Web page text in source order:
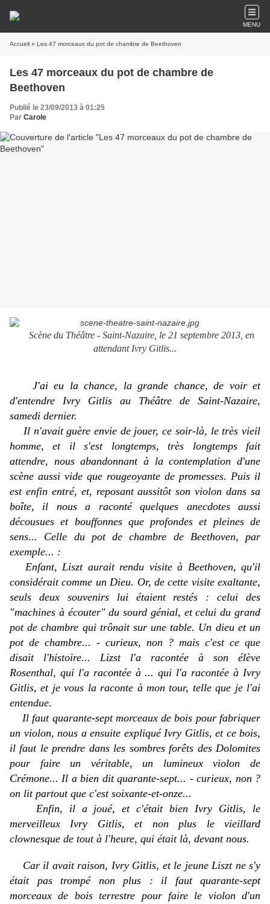
MENU
Accueil » Les 47 morceaux du pot de chambre de Beethoven
Les 47 morceaux du pot de chambre de
Beethoven
Publié le 23/09/2013 à 01:25
Par Carole
Scène du Théâtre - Saint-Nazaire, le 21 septembre 2013, en
attendant Ivry Gitlis...
J'ai eu la chance, la grande chance, de voir et
d'entendre Ivry Gitlis au Théâtre de Saint-Nazaire,
samedi dernier.
Il n'avait guère envie de jouer, ce soir-là, le très vieil
homme, et il s'est longtemps, très longtemps fait
attendre, nous abandonnant à la contemplation d'une
scène aussi vide que rougeoyante de promesses. Puis il
est enfin entré, et, reposant aussitôt son violon dans sa
boîte, il nous a raconté quelques anecdotes aussi
décousues et bouffonnes que profondes et pleines de
sens... Celle du pot de chambre de Beethoven, par
exemple... :
Enfant, Liszt aurait rendu visite à Beethoven, qu'il
considérait comme un Dieu. Or, de cette visite exaltante,
seuls deux souvenirs lui étaient restés : celui des
"machines à écouter" du sourd génial, et celui du grand
pot de chambre qui trônait sur une table. Un dieu et un
pot de chambre... - curieux, non ? mais c'est ce que
disait l'histoire... Lizst l'a racontée à son élève
Rosenthal, qui l'a racontée à ... qui l'a racontée à Ivry
Gitlis, et je vous la raconte à mon tour, telle que je l'ai
entendue.
Il faut quarante-sept morceaux de bois pour fabriquer
un violon, nous a ensuite expliqué Ivry Gitlis, et ce bois,
il faut le prendre dans les sombres forêts des Dolomites
pour faire un véritable, un lumineux violon de
Crémone... Il a bien dit quarante-sept... - curieux, non ?
on lit partout que c'est soixante-et-onze...
Enfin, il a joué, et c'était bien Ivry Gitlis, le
merveilleux Ivry Gitlis, et non plus le vieillard
clownesque de tout à l'heure, qui était là, devant nous.
Car il avait raison, Ivry Gitlis, et le jeune Liszt ne s'y
était pas trompé non plus : il faut quarante-sept
morceaux de bois terrestre pour faire le violon d'un